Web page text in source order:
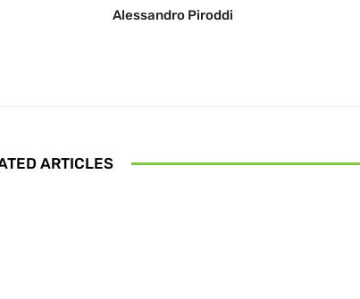
Alessandro Piroddi
ARTICLES